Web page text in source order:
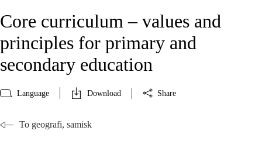
Core curriculum – values and
principles for primary and
secondary education
Language Download Share
To geografi, samisk